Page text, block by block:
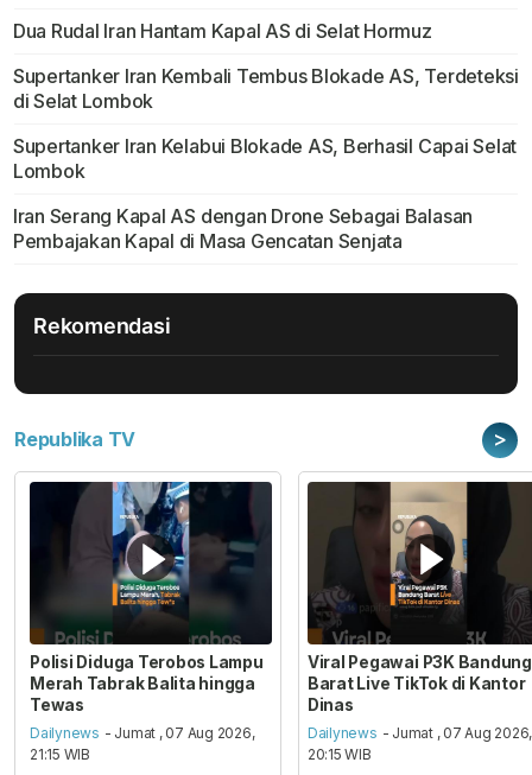
Dua Rudal Iran Hantam Kapal AS di Selat Hormuz
Supertanker Iran Kembali Tembus Blokade AS, Terdeteksi
di Selat Lombok
Supertanker Iran Kelabui Blokade AS, Berhasil Capai Selat
Lombok
Iran Serang Kapal AS dengan Drone Sebagai Balasan
Pembajakan Kapal di Masa Gencatan Senjata
Rekomendasi
Republika TV >
Polisi Diduga Terobos Lampu
Merah Tabrak Balita hingga
Tewas
Dailynews - Jumat , 07 Aug 2026,
21:15 WIB
Viral Pegawai P3K Bandung
Barat Live TikTok di Kantor
Dinas
Dailynews - Jumat , 07 Aug 2026,
20:15 WIB